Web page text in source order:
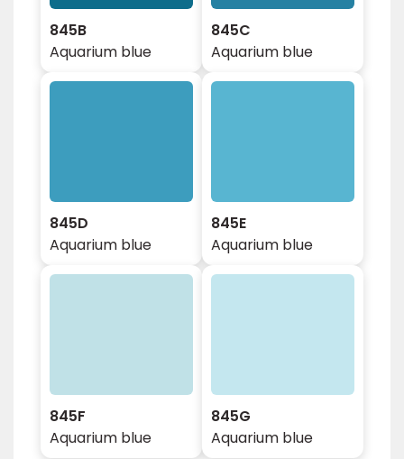
845B
Aquarium blue
845C
Aquarium blue
845D
Aquarium blue
845E
Aquarium blue
845F
Aquarium blue
845G
Aquarium blue